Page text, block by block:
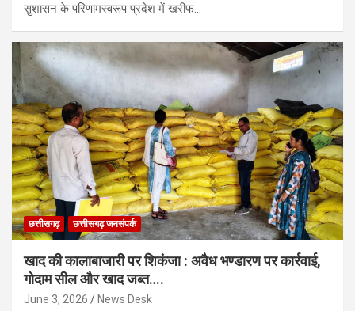
सुशासन के परिणामस्वरूप प्रदेश में खरीफ…
छत्तीसगढ़ छत्तीसगढ़ जनसंपर्क
खाद की कालाबाजारी पर शिकंजा : अवैध भण्डारण पर कार्रवाई,
गोदाम सील और खाद जब्त….
June 3, 2026 News Desk